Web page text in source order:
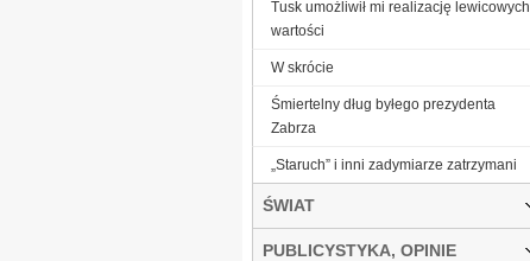
Tusk umożliwił mi realizację lewicowych
wartości
W skrócie
Śmiertelny dług byłego prezydenta
Zabrza
„Staruch” i inni zadymiarze zatrzymani
ŚWIAT
PUBLICYSTYKA, OPINIE